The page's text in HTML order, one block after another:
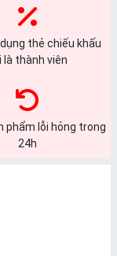
thẻ chiếu khấu
là thành viên
phẩm lỗi hỏng trong
24h